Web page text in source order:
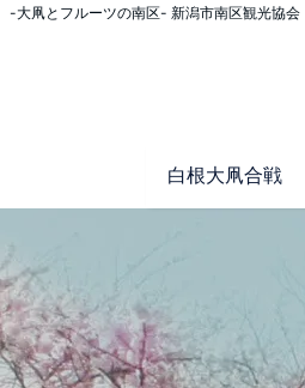
-大凧とフルーツの南区- 新潟市南区観光協会
白根大凧合戦